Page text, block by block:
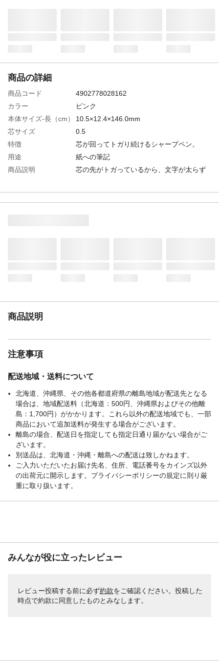
商品の詳細
商品コード
4902778028162
カラー
ピンク
本体サイズ-長（cm）
10.5×12.4×146.0mm
芯サイズ
0.5
特徴
芯が回ってトガり続けるシャープペン。
用途
紙への筆記
商品説明
芯の先がトガっているから、文字が太らず
使用上の注意
●筆記以外の用途に使用しないでください。
重量
9.8g
商品説明
注意事項
配送地域・送料について
北海道、沖縄県、その他各都道府県の離島地域が配送先となる
場合は、地域配送料（北海道：500円、沖縄県およびその他離
島：1,700円）がかかります。これら以外の配送地域でも、一部
商品において追加送料が発生する場合がございます。
離島の場合、配送日を指定しても指定日通り届かない場合がご
ざいます。
別送品は、北海道・沖縄・離島への配送は致しかねます。
ご入力いただいたお届け先名、住所、電話番号をカインズ以外
の出荷元に開示します。プライバシーポリシーの規定に則り厳
重に取り扱います。
みんなが役に立ったレビュー
レビュー投稿する前に必ず約款をご確認ください。投稿した
時点で約款に同意したものとみなします。